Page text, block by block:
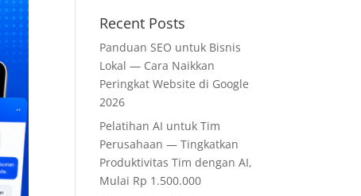
Recent Posts
Panduan SEO untuk Bisnis
Lokal — Cara Naikkan
Peringkat Website di Google
2026
Pelatihan AI untuk Tim
Perusahaan — Tingkatkan
Produktivitas Tim dengan AI,
Mulai Rp 1.500.000